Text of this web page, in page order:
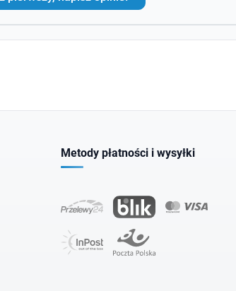
Metody płatności i wysyłki